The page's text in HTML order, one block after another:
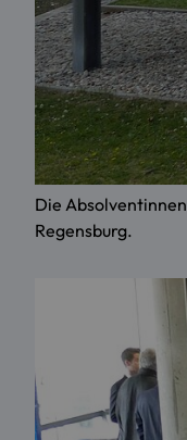
Die
Regensburg.